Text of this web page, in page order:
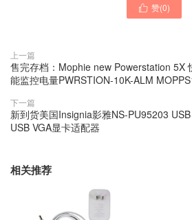
 赞(0)
上一篇
售完存档：Mophie new Powerstation 5X
能监控电量PWRSTION-10K-ALM
下一篇
新到货美国Insignia影雅NS-PU95203
USB VGA显卡适配器
相关推荐